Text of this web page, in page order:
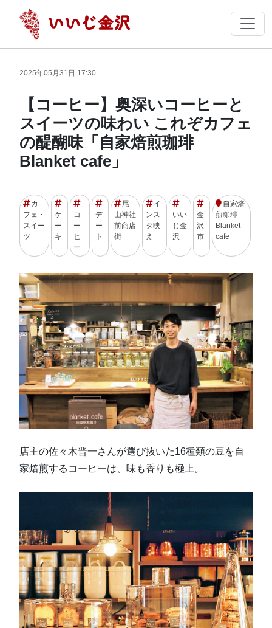
2025年05月31日 17:30
【コーヒー】奥深いコーヒーと
スイーツの味わい これぞカフェ
の醍醐味「自家焙煎珈琲
Blanket cafe」
カ
フェ・
スイー
ツ
ケ
ー
キ
コ
ー
ヒ
ー
デ
ー
ト
尾
山神社
前商店
街
イ
ンス
タ映
え
いい
じ金
沢
金
沢
市
自家焙
煎珈琲
Blanket
cafe
店主の佐々木晋一さんが選び抜いた16種類の豆を自
家焙煎するコーヒーは、味も香りも極上。